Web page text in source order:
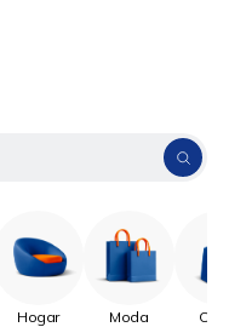
Hogar Moda